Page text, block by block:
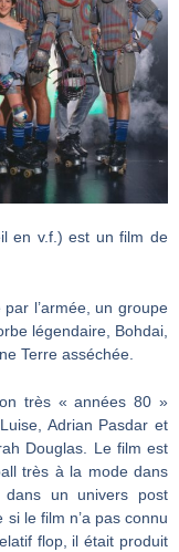
en v.f.) est un film de
l’armée, un groupe
légendaire, Bohdai,
Terre asséchée.
très « années 80 »
Adrian Pasdar et
Douglas. Le film est
très à la mode dans
un univers post
le film n’a pas connu
flop, il était produit